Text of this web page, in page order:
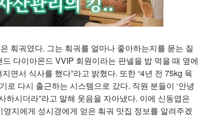
훠궈였다. 그는 훠궈를 얼마나 좋아하는지를 묻는 질
다이아몬드 VVIP 회원이라는 판넬을 밥 먹을 때 옆에
면서 식사를 했다”라고 밝혔다. 또한 “4년 전 75kg 육
로 다시 출근하는 시스템으로 갔다. 직원 분들이 ‘안녕
하시더라”라고 말해 웃음을 자아냈다. 이에 신동엽은
지에게 성시경에게 얻은 훠궈 맛집 정보를 알려주겠